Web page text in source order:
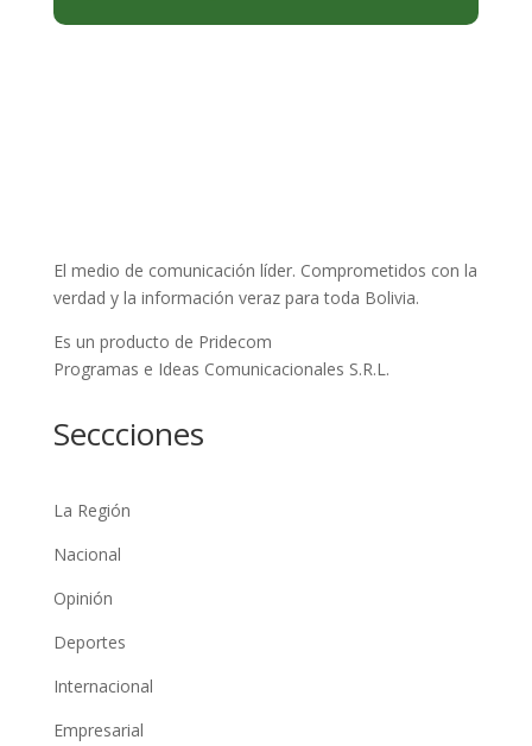
El medio de comunicación líder. Comprometidos con la
verdad y la información veraz para toda Bolivia.
Es un producto de Pridecom
Programas e Ideas Comunicacionales S.R.L.
Seccciones
La Región
Nacional
Opinión
Deportes
Internacional
Empresarial